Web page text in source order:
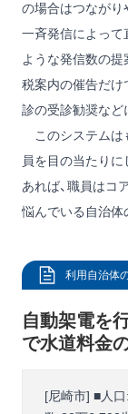
の場合はつながり
一斉発信によって
ような発信数の
税案内の催告だけ
診の受診勧奨など
このシステムは
員を目の当たりに
あれば、職員はコ
悩んでいる自治体
利用自治体
自動架電を
で水道料金
[尼崎市] ■人